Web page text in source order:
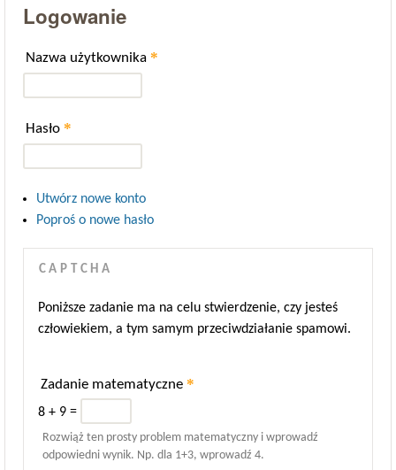
Logowanie
Nazwa użytkownika *
Hasło *
Utwórz nowe konto
Poproś o nowe hasło
CAPTCHA
Poniższe zadanie ma na celu stwierdzenie, czy jesteś
człowiekiem, a tym samym przeciwdziałanie spamowi.
Zadanie matematyczne *
8 + 9 =
Rozwiąż ten prosty problem matematyczny i wprowadź
odpowiedni wynik. Np. dla 1+3, wprowadź 4.